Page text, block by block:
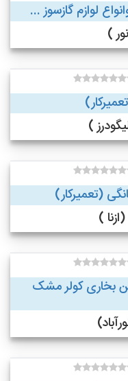
لوازم گازسوز ...
(تعمیرکار)
بخاری کولر مشک